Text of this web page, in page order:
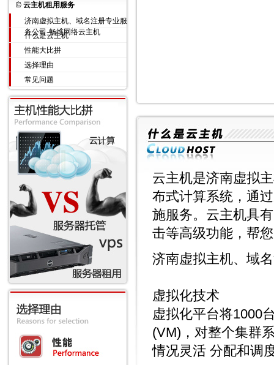
云主机租用服务
济南虚拟主机、域名注册专业服
务公司-畅维网络云主机
什么是云主机
性能大比拼
选择理由
常见问题
云主机是济南虚拟
布式计算系统，通
施服务。云主机具
击等高级功能，帮
济南虚拟主机、域
虚拟化技术
虚拟化平台将1000
(VM)，对整个集群
情况灵活 分配和调